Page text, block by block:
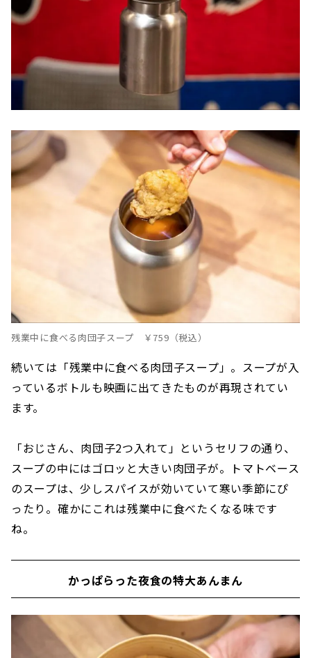
残業中に食べる肉団子スープ ￥759（税込）
続いては「残業中に食べる肉団子スープ」。スープが入
っているボトルも映画に出てきたものが再現されてい
ます。
「おじさん、肉団子2つ入れて」というセリフの通り、
スープの中にはゴロッと大きい肉団子が。トマトベース
のスープは、少しスパイスが効いていて寒い季節にぴ
ったり。確かにこれは残業中に食べたくなる味です
ね。
かっぱらった夜食の特大あんまん